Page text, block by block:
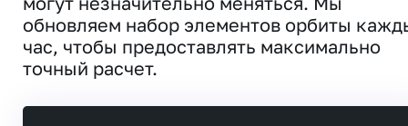
обновляем набор элементов орбиты
час, чтобы предоставлять максимально
точный расчет.